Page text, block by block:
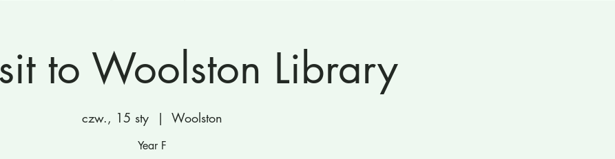
to Woolston Library
czw., 15 sty
  |
Woolston
Year F